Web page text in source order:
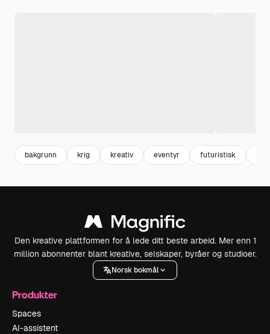
bakgrunn krig kreativ eventyr futuristisk
Den kreative plattformen for å lede ditt beste arbeid. Mer enn 1
million abonnenter blant kreative, selskaper, byråer og studioer.
Norsk bokmål
Produkter
Spaces
AI-assistent